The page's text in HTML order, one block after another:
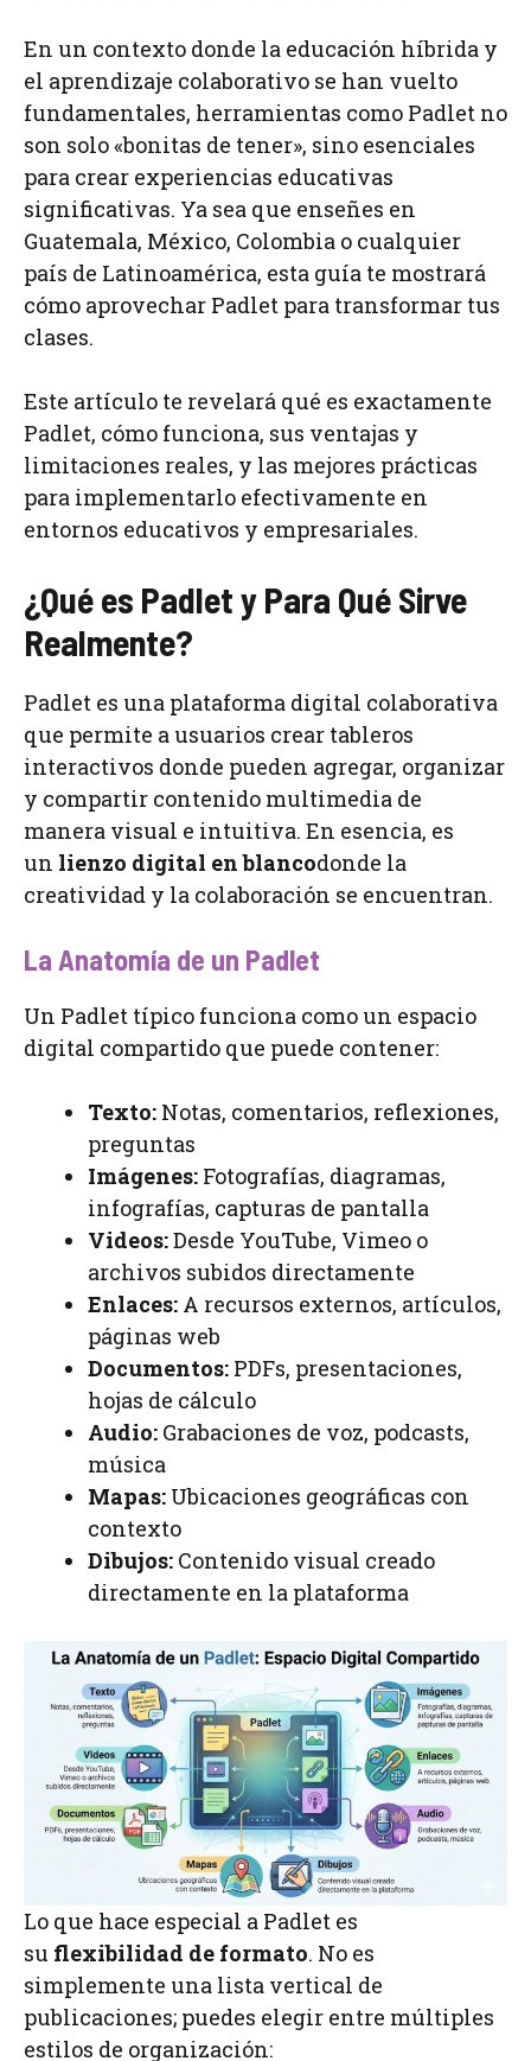
En un contexto donde la educación híbrida y
el aprendizaje colaborativo se han vuelto
fundamentales, herramientas como Padlet no
son solo «bonitas de tener», sino esenciales
para crear experiencias educativas
significativas. Ya sea que enseñes en
Guatemala, México, Colombia o cualquier
país de Latinoamérica, esta guía te mostrará
cómo aprovechar Padlet para transformar tus
clases.
Este artículo te revelará qué es exactamente
Padlet, cómo funciona, sus ventajas y
limitaciones reales, y las mejores prácticas
para implementarlo efectivamente en
entornos educativos y empresariales.
¿Qué es Padlet y Para Qué Sirve
Realmente?
Padlet es una plataforma digital colaborativa
que permite a usuarios crear tableros
interactivos donde pueden agregar, organizar
y compartir contenido multimedia de
manera visual e intuitiva. En esencia, es
un lienzo digital en blancodonde la
creatividad y la colaboración se encuentran.
La Anatomía de un Padlet
Un Padlet típico funciona como un espacio
digital compartido que puede contener:
Texto: Notas, comentarios, reflexiones,
preguntas
Imágenes: Fotografías, diagramas,
infografías, capturas de pantalla
Videos:Desde YouTube, Vimeo o
archivos subidos directamente
Enlaces: A recursos externos, artículos,
páginas web
Documentos: PDFs, presentaciones,
hojas de cálculo
Audio: Grabaciones de voz, podcasts,
música
Mapas: Ubicaciones geográficas con
contexto
Dibujos: Contenido visual creado
directamente en la plataforma
Lo que hace especial a Padlet es
su flexibilidad de formato. No es
simplemente una lista vertical de
publicaciones; puedes elegir entre múltiples
estilos de organización: